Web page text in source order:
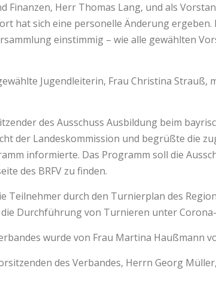
Finanzen, Herr Thomas Lang, und als
hat sich eine personelle Änderung
einstimmig – wie alle gewählten
Jugendleiterin, Frau Christina Strauß,
des Ausschuss Ausbildung beim
der Landeskommission und begrüßte die
informierte. Das Programm soll die
des BRFV zu finden.
durch den Turnierplan des
Durchführung von Turnieren unter
wurde von Frau Martina Haußmann
des Verbandes, Herrn Georg